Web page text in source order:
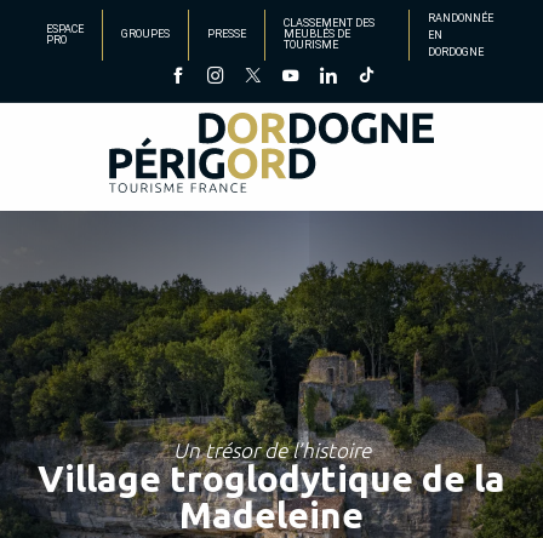
principal
ESPACE
PRO
GROUPES PRESSE
CLASSEMENT DES
MEUBLÉS DE
TOURISME
RANDONNÉE
EN
DORDOGNE
Un trésor de l’histoire
Village troglodytique de la
Madeleine